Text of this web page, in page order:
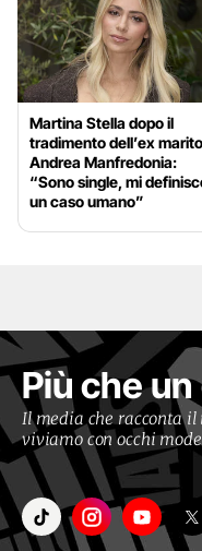
Martina Stella dopo il
tradimento dell’ex marito
Andrea Manfredonia:
“Sono single, mi
un caso umano”
Più che
Il media che racconta il
viviamo con occhi